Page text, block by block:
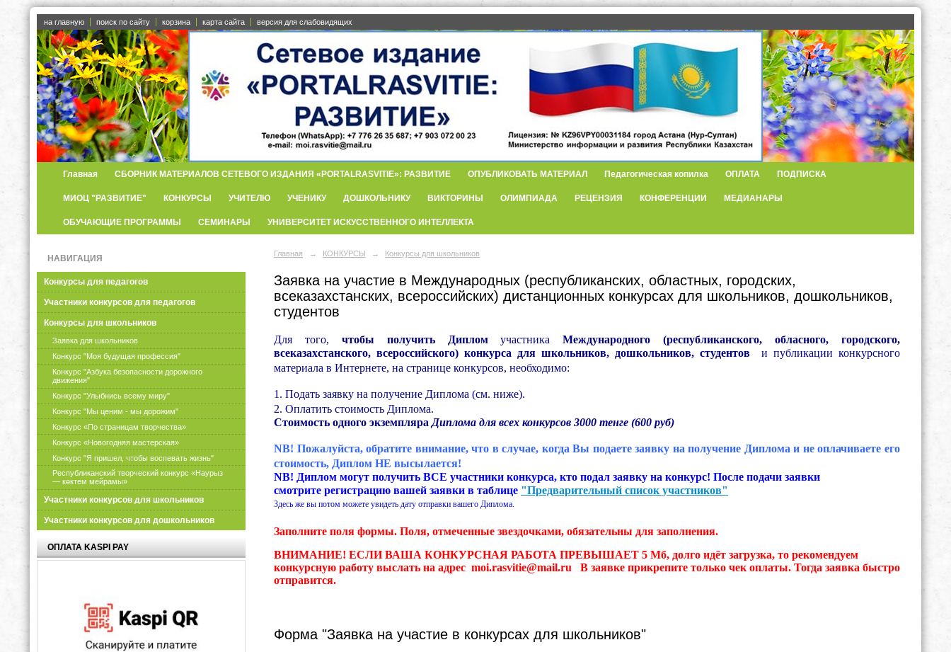
на главную поиск по сайту корзина карта сайта версия для слабовидящих
Главная СБОРНИК МАТЕРИАЛОВ СЕТЕВОГО ИЗДАНИЯ «PORTALRASVITIE»: РАЗВИТИЕ ОПУБЛИКОВАТЬ МАТЕРИАЛ Педагогическая копилка ОПЛАТА ПОДПИСКА
МИОЦ "РАЗВИТИЕ" КОНКУРСЫ УЧИТЕЛЮ УЧЕНИКУ ДОШКОЛЬНИКУ ВИКТОРИНЫ ОЛИМПИАДА РЕЦЕНЗИЯ КОНФЕРЕНЦИИ МЕДИАНАРЫ
ОБУЧАЮЩИЕ ПРОГРАММЫ СЕМИНАРЫ УНИВЕРСИТЕТ ИСКУССТВЕННОГО ИНТЕЛЛЕКТА
НАВИГАЦИЯ
Конкурсы для педагогов
Участники конкурсов для педагогов
Конкурсы для школьников
Заявка для школьников
Конкурс "Моя будущая профессия"
Конкурс "Азбука безопасности дорожного
движения"
Конкурс "Улыбнись всему миру"
Конкурс "Мы ценим - мы дорожим"
Конкурс «По страницам творчества»
Конкурс «Новогодняя мастерская»
Конкурс "Я пришел, чтобы воспевать жизнь"
Республиканский творческий конкурс «Наурыз
— көктем мейрамы»
Участники конкурсов для школьников
Участники конкурсов для дошкольников
ОПЛАТА KASPI PAY
Главная → КОНКУРСЫ → Конкурсы для школьников
Заявка на участие в Международных (республиканских, областных, городских,
всеказахстанских, всероссийских) дистанционных конкурсах для школьников, дошкольников,
студентов
Для того, чтобы получить Дипломучастника
Международного (республиканского, обласного, городского,
всеказахстанского, всероссийского) конкурса для школьников, дошкольников, студентов
и публикации конкурсного
материала в Интернете, на странице конкурсов, необходимо:
1. Подать заявку на получение Диплома (см. ниже).
2. Оплатить стоимость Диплома.
Стоимость одного экземпляра Диплома для всех конкурсов 3000 тенге (600 руб)
NB! Пожалуйста, обратите внимание, что в случае, когда Вы подаете заявку на получение Диплома и не оплачиваете его
стоимость, Диплом НЕ высылается!
NB! Диплом могут получить ВСЕ участники конкурса, кто подал заявку на конкурс! После подачи заявки
смотрите регистрацию вашей заявки в таблице "Предварительный список участников"
Здесь же вы потом можете увидеть дату отправки вашего Диплома.
Заполните поля формы. Поля, отмеченные звездочками, обязательны для заполнения.
ВНИМАНИЕ! ЕСЛИ ВАША КОНКУРСНАЯ РАБОТА ПРЕВЫШАЕТ 5 Мб, долго идёт загрузка, то рекомендуем
конкурсную работу выслать на адрес moi.rasvitie@mail.ru В заявке прикрепите только чек оплаты. Тогда заявка быстро
отправится.
Форма "Заявка на участие в конкурсах для школьников"